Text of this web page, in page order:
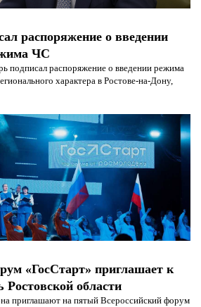
распоряжение о введении
ЧС
подписал распоряжение о введении режима
характера в Ростове-на-Дону,
«ГосСтарт» приглашает к
области
приглашают на пятый Всероссийский форум